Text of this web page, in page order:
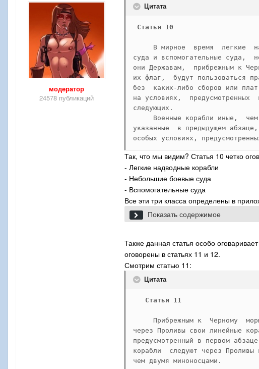
модератор
24578 публикаций
Цитата
Статья 10
В мирное  время  легкие
суда и вспомогательные суда,
они Державам,  прибрежным к
их флаг,  будут пользоваться
без  каких-либо сборов или
на условиях,
Военные корабли иные,
указанные  в предыдущем
особых условиях,
Так, что мы видим? Статья 10 четко
- Легкие надводные корабли
- Небольшие боевые суда
- Вспомогательные суда
Все эти три класса определены в
В. Классы
1. Линейными  кораблями
а) надводные    военные
стандартное  водоизмещение
метрических тонн)  или
b) надводные военные
водоизмещение  которых не выше
2. Авианосцами  являются
каково  ни  будь  их
Показать содержимое
Также данная статья особо
оговорены в статьях 11 и 12.
Смотрим статью 11:
Цитата
Статья 11
Прибрежным к  Черному
через Проливы свои линейные
предусмотренный в первом
корабли  следуют через
чем двумя миноносцами.